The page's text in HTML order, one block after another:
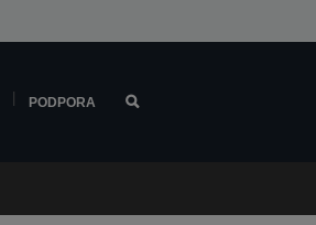
PODPORA